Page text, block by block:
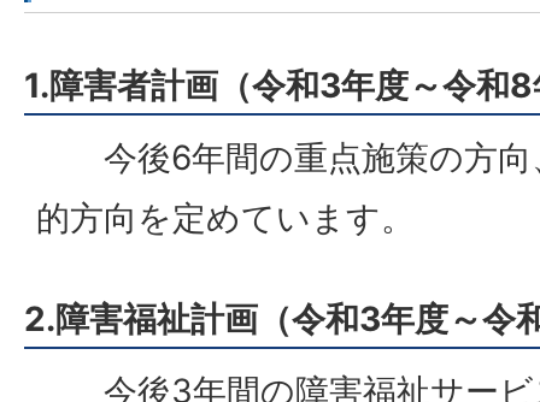
1.障害者計画（令和3年度～令和
今後6年間の重点施策の方向
的方向を定めています。
2.障害福祉計画（令和3年度～令
今後3年間の障害福祉サービ